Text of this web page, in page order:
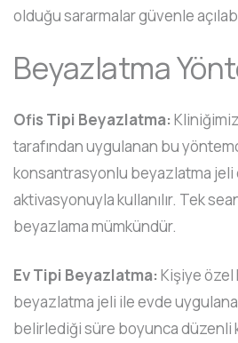
olduğu sararmalar güvenle
Beyazlatma
Ofis Tipi Beyazlatma:
tarafından uygulanan bu
konsantrasyonlu beyazlatma jeli
aktivasyonuyla kullanılır. Tek
beyazlama mümkündür.
Ev Tipi Beyazlatma: Kişiye özel
beyazlatma jeli ile evde
belirlediği süre boyunca düzenli